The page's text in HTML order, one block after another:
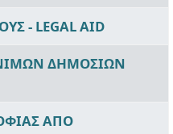
- LEGAL AID
ΔΗΜΟΣΙΩΝ
ΑΠΟ